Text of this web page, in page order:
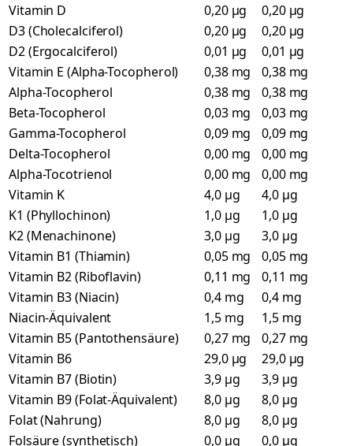
Vitamin D
0,20 µg
0,20 µg
D3 (Cholecalciferol)
0,20 µg
0,20 µg
D2 (Ergocalciferol)
0,01 µg
0,01 µg
Vitamin E (Alpha-Tocopherol)
0,38 mg
0,38 mg
Alpha-Tocopherol
0,38 mg
0,38 mg
Beta-Tocopherol
0,03 mg
0,03 mg
Gamma-Tocopherol
0,09 mg
0,09 mg
Delta-Tocopherol
0,00 mg
0,00 mg
Alpha-Tocotrienol
0,00 mg
0,00 mg
Vitamin K
4,0 µg
4,0 µg
K1 (Phyllochinon)
1,0 µg
1,0 µg
K2 (Menachinone)
3,0 µg
3,0 µg
Vitamin B1 (Thiamin)
0,05 mg
0,05 mg
Vitamin B2 (Riboflavin)
0,11 mg
0,11 mg
Vitamin B3 (Niacin)
0,4 mg
0,4 mg
Niacin-Äquivalent
1,5 mg
1,5 mg
Vitamin B5 (Pantothensäure)
0,27 mg
0,27 mg
Vitamin B6
29,0 µg
29,0 µg
Vitamin B7 (Biotin)
3,9 µg
3,9 µg
Vitamin B9 (Folat-Äquivalent)
8,0 µg
8,0 µg
Folat (Nahrung)
8,0 µg
8,0 µg
Folsäure (synthetisch)
0,0 µg
0,0 µg